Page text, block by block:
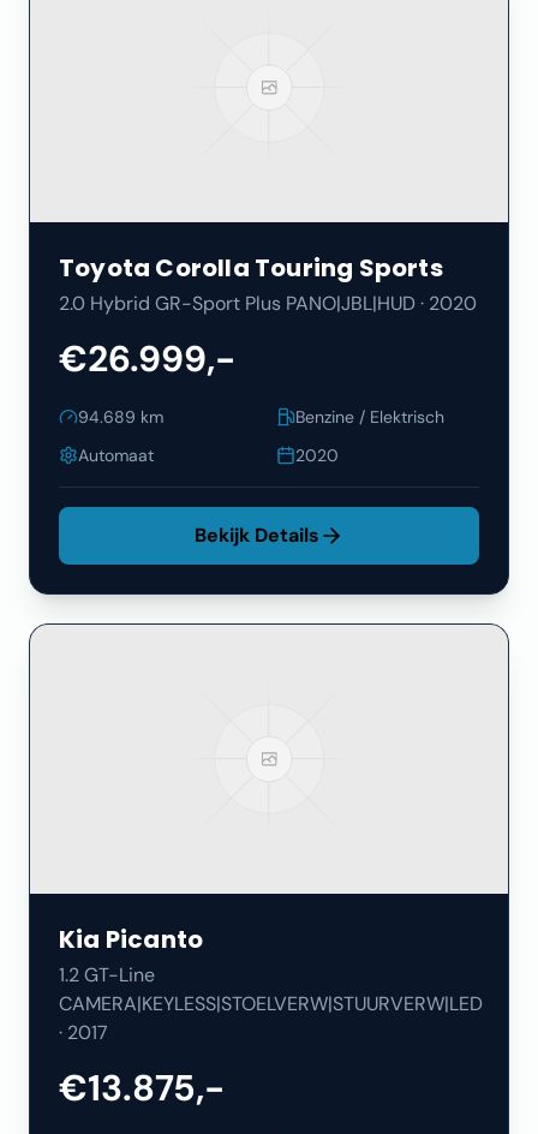
Toyota Corolla Touring Sports
2.0 Hybrid GR-Sport Plus PANO|JBL|HUD· 2020
€26.999,-
94.689 km
Benzine / Elektrisch
Automaat
2020
Bekijk Details
Kia Picanto
1.2 GT-Line
CAMERA|KEYLESS|STOELVERW|STUURVERW|LED
· 2017
€13.875,-